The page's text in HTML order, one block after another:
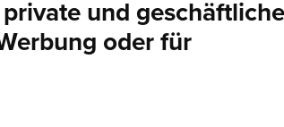
und geschäftliche
oder für